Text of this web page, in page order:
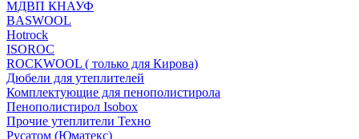
МДВП КНАУФ
BASWOOL
Hotrock
ISOROC
ROCKWOOL ( только для Кирова)
Дюбели для утеплителей
Комплектующие для пенополистирола
Пенополистирол Isobox
Прочие утеплители Техно
Русатом (Юматекс)